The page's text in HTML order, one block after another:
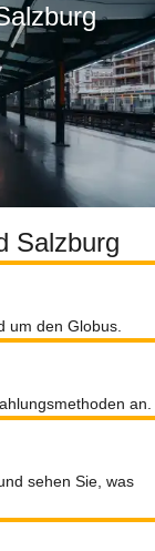
Salzburg
um den Globus.
an.
sehen Sie, was